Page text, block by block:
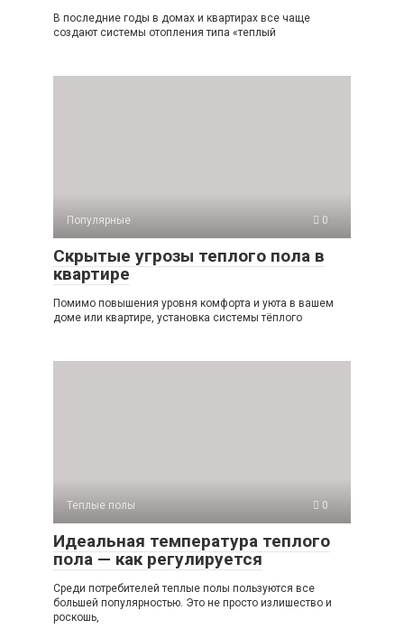
В последние годы в домах и квартирах все чаще
создают системы отопления типа «теплый
Популярные 0
Скрытые угрозы теплого пола в
квартире
Помимо повышения уровня комфорта и уюта в вашем
доме или квартире, установка системы тёплого
Теплые полы 0
Идеальная температура теплого
пола — как регулируется
Среди потребителей теплые полы пользуются все
большей популярностью. Это не просто излишество и
роскошь,